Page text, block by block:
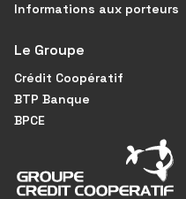
Informations aux porteurs
Le Groupe
Crédit Coopératif
BTP Banque
BPCE